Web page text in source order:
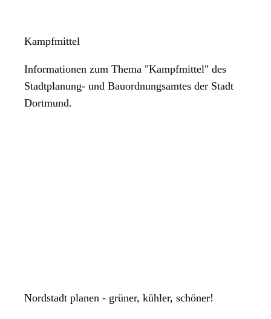
Kampfmittel
Informationen zum Thema "Kampfmittel" des
Stadtplanung- und Bauordnungsamtes der Stadt
Dortmund.
Nordstadt planen - grüner, kühler, schöner!